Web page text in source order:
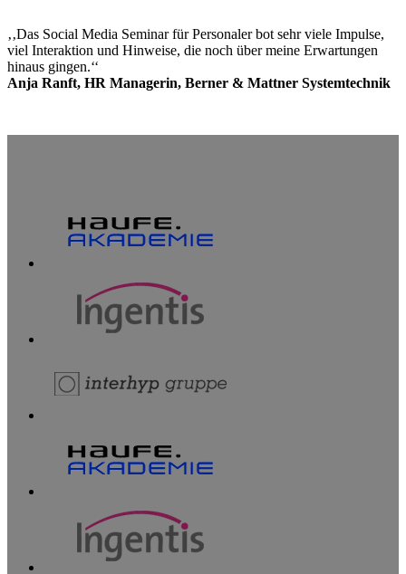
‚‚Das Social Media Seminar für Personaler bot sehr viele Impulse,
viel Interaktion und Hinweise, die noch über meine Erwartungen
hinaus gingen.‘‘
Anja Ranft, HR Managerin, Berner & Mattner Systemtechnik